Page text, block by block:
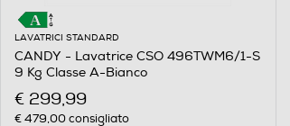
LAVATRICI STANDARD
CANDY - Lavatrice CSO 496TWM6/1-S
9 Kg Classe A-Bianco
€ 299,99
€ 479,00consigliato